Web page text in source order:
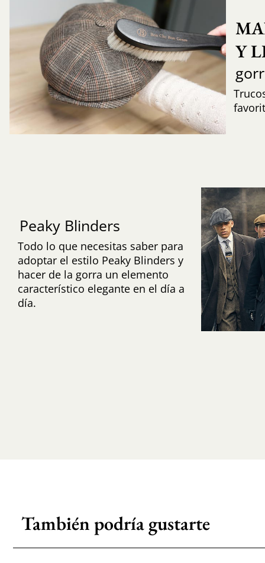
Y
Peaky Blinders
Todo lo que necesitas saber para
adoptar el estilo Peaky Blinders y
hacer de la gorra un elemento
característico elegante en el día a
día.
También podría gustarte